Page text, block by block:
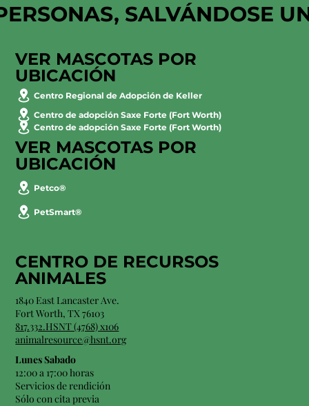
SALVÁNDOSE
VER MASCOTAS POR
UBICACIÓN
Centro Regional de Adopción de Keller
Centro de adopción Saxe Forte (Fort Worth)
Centro de adopción Saxe Forte (Fort Worth)
VER MASCOTAS POR
UBICACIÓN
Petco®
PetSmart®
CENTRO DE RECURSOS
ANIMALES
1840 East Lancaster Ave.
Fort Worth, TX 76103
817.332.HSNT (4768) x106
animalresource@hsnt.org
Lunes Sabado
12:00 a 17:00 horas
Servicios de rendición
Sólo con cita previa